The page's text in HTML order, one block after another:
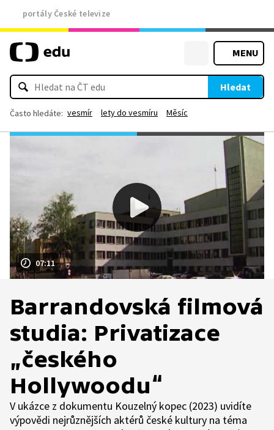
portály České televize
MENU
Hledat
Často hledáte: vesmír lety do vesmíru Měsíc
07:11
Barrandovská filmová
studia: Privatizace
„českého
Hollywoodu“
V ukázce z dokumentu Kouzelný kopec (2023) uvidíte
výpovědi nejrůznějších aktérů české kultury na téma